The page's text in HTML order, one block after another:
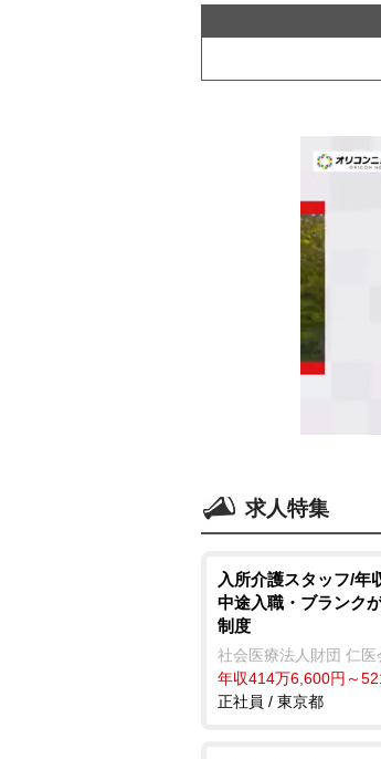
求人特集
入所介護スタッフ/年
中途入職・ブランク
制度
社会医療法人財団 仁医
年収414万6,600円～
正社員 / 東京都